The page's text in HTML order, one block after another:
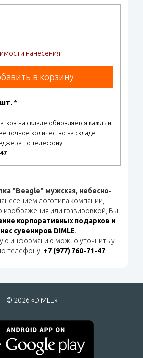
нанесения
в корзину
шт. *
на складе обновляется каждый
точное количество на складе
по телефону:
"Beagle" мужская, небесно-
нанесением логотипа компании,
изображения или гравировкой, Вы
корпоративных подарков и
сувениров DIMLE.
информацию можно уточнить у
телефону: +7 (977) 760-71-47
© 2026 «DIMLE»